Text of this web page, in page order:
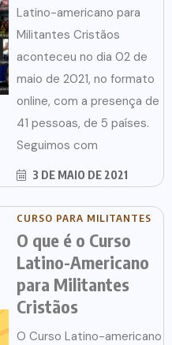
Latino-americano para
Militantes Cristãos
aconteceu no dia 02 de
maio de 2021, no formato
online, com a presença de
41 pessoas, de 5 países.
Seguimos com
3 DE MAIO DE 2021
CURSO PARA MILITANTES
O que é o Curso
Latino-Americano
para Militantes
Cristãos
O Curso Latino-americano